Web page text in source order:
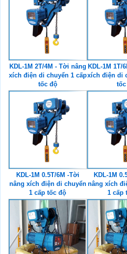
KDL-1M 2T/4M - Tời nâng
xích điện di chuyển 1 cấp
tốc độ
KDL-1M 1T/
xích điện di
KDL-1M 0.5T/6M -Tời
nâng xích điện di chuyển
1 cấp tốc độ
KDL-1M
nâng xích
1 cấp